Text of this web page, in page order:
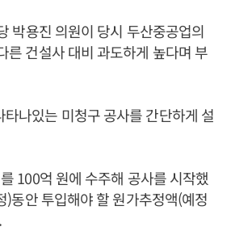
박용진 의원이 당시 두산중공업의
른 건설사 대비 과도하게 높다며 부
나있는 미청구 공사를 간단하게 설
100억 원에 수주해 공사를 시작했
)동안 투입해야 할 원가추정액(예정